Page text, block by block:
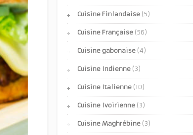
Cuisine Finlandaise (5)
Cuisine Française (56)
Cuisine gabonaise (4)
Cuisine Indienne (3)
Cuisine Italienne (10)
Cuisine Ivoirienne (3)
Cuisine Maghrébine (3)